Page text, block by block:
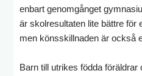
enbart genomgånget
är skolresultaten lite bättre för
men könsskillnaden är också
Barn till utrikes födda föräldrar